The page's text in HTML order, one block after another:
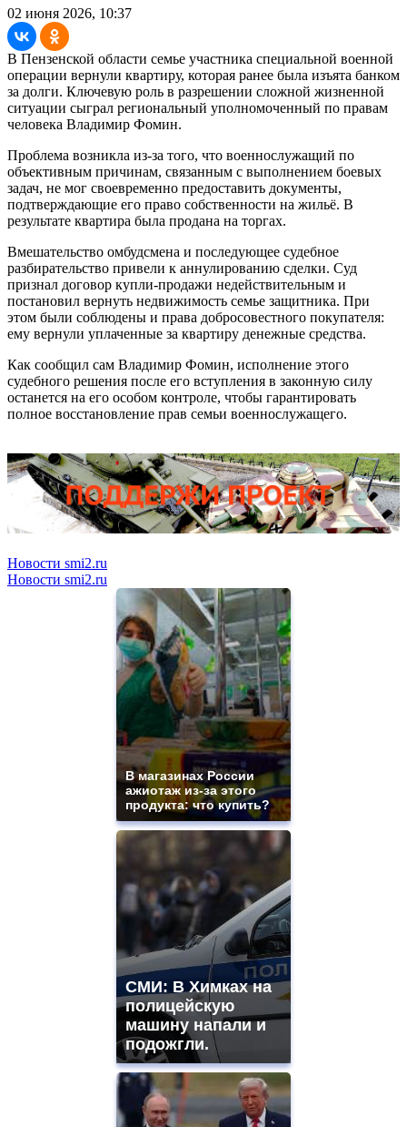
02 июня 2026, 10:37
В Пензенской области семье участника специальной военной
операции вернули квартиру, которая ранее была изъята банком
за долги. Ключевую роль в разрешении сложной жизненной
ситуации сыграл региональный уполномоченный по правам
человека Владимир Фомин.
Проблема возникла из-за того, что военнослужащий по
объективным причинам, связанным с выполнением боевых
задач, не мог своевременно предоставить документы,
подтверждающие его право собственности на жильё. В
результате квартира была продана на торгах.
Вмешательство омбудсмена и последующее судебное
разбирательство привели к аннулированию сделки. Суд
признал договор купли-продажи недействительным и
постановил вернуть недвижимость семье защитника. При
этом были соблюдены и права добросовестного покупателя:
ему вернули уплаченные за квартиру денежные средства.
Как сообщил сам Владимир Фомин, исполнение этого
судебного решения после его вступления в законную силу
останется на его особом контроле, чтобы гарантировать
полное восстановление прав семьи военнослужащего.
Новости smi2.ru
Новости smi2.ru
В магазинах России
ажиотаж из-за этого
продукта: что купить?
СМИ: В Химках на
полицейскую
машину напали и
подожгли.